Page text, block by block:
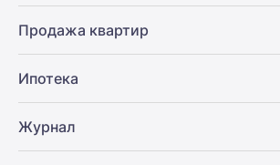
рынка
Покупателю
Экспертиза
новостроек
Эксперты
Продажа квартир
Ипотека
Журнал